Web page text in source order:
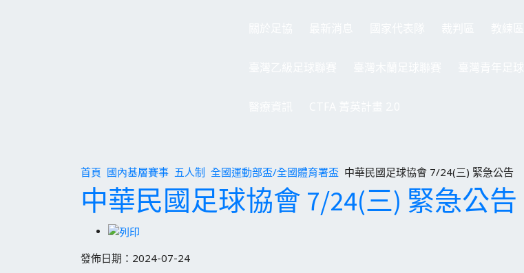
首頁 國內基層賽事 五人制 全國運動部盃/全國體育署盃 中華民國足球協會 7/24(三) 緊急公告
中華民國足球協會 7/24(三) 緊急公告
發佈日期：2024-07-24